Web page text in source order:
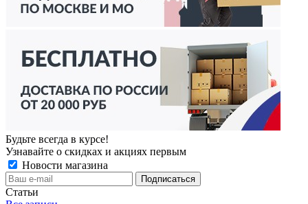
Будьте всегда в курсе!
Узнавайте о скидках и акциях первым
Новости магазина
Статьи